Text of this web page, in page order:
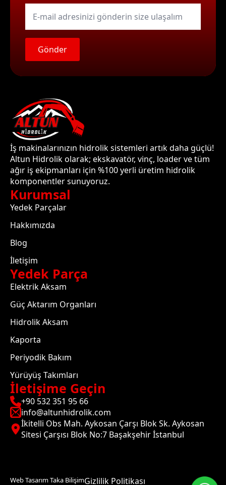
E-
mail
Gönder
İş makinalarınızın hidrolik sistemleri artık daha güçlü!
Altun Hidrolik olarak; ekskavatör, vinç, loader ve tüm
ağır iş ekipmanları için %100 yerli üretim hidrolik
komponentler sunuyoruz.
Kurumsal
Yedek Parçalar
Hakkımızda
Blog
İletişim
Yedek Parça
Elektrik Aksam
Güç Aktarım Organları
Hidrolik Aksam
Kaporta
Periyodik Bakım
Yürüyüş Takımları
İletişime Geçin
+90 532 351 95 66
info@altunhidrolik.com
İkitelli Obs Mah. Aykosan Çarşı Blok Sk. Aykosan
Sitesi Çarşısı Blok No:7 Başakşehir İstanbul
Web Tasarım Taka BilişimGizlilik Politikası